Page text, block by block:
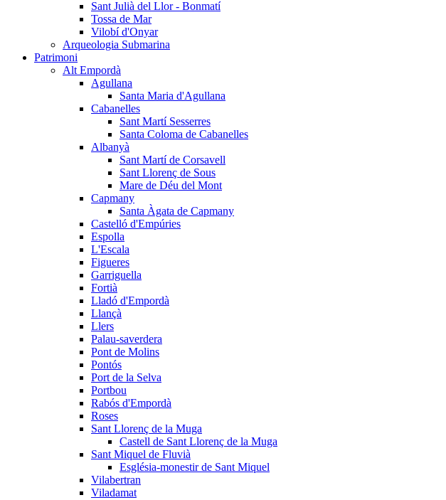
Sant Julià del Llor - Bonmatí
Tossa de Mar
Vilobí d'Onyar
Arqueologia Submarina
Patrimoni
Alt Empordà
Agullana
Santa Maria d'Agullana
Cabanelles
Sant Martí Sesserres
Santa Coloma de Cabanelles
Albanyà
Sant Martí de Corsavell
Sant Llorenç de Sous
Mare de Déu del Mont
Capmany
Santa Àgata de Capmany
Castelló d'Empúries
Espolla
L'Escala
Figueres
Garriguella
Fortià
Lladó d'Empordà
Llançà
Llers
Palau-saverdera
Pont de Molins
Pontós
Port de la Selva
Portbou
Rabós d'Empordà
Roses
Sant Llorenç de la Muga
Castell de Sant Llorenç de la Muga
Sant Miquel de Fluvià
Església-monestir de Sant Miquel
Vilabertran
Viladamat